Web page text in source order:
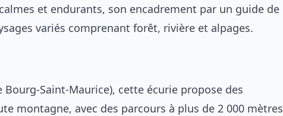
et endurants, son encadrement par un guide de
variés comprenant forêt, rivière et alpages.
Bourg-Saint-Maurice), cette écurie propose des
montagne, avec des parcours à plus de 2 000 mètres